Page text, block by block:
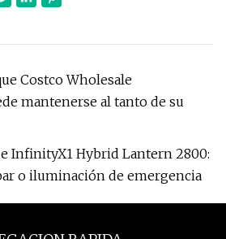
Costco Wholesale
mantenerse al tanto de su
InfinityX1 Hybrid Lantern 2800:
o iluminación de emergencia